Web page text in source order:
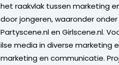
het raakvlak tussen marketing
door jongeren, waaronder onder
Partyscene.nl en Girlscene.nl.
ilse media in diverse marketing
marketing en communicatie.